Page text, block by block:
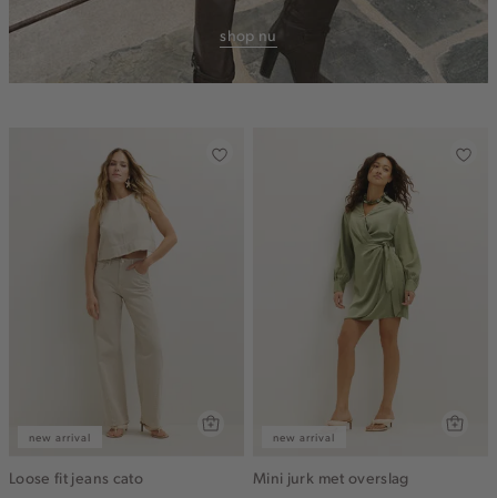
shop nu
new arrival
Loose fit jeans cato
new arrival
Mini jurk met overslag